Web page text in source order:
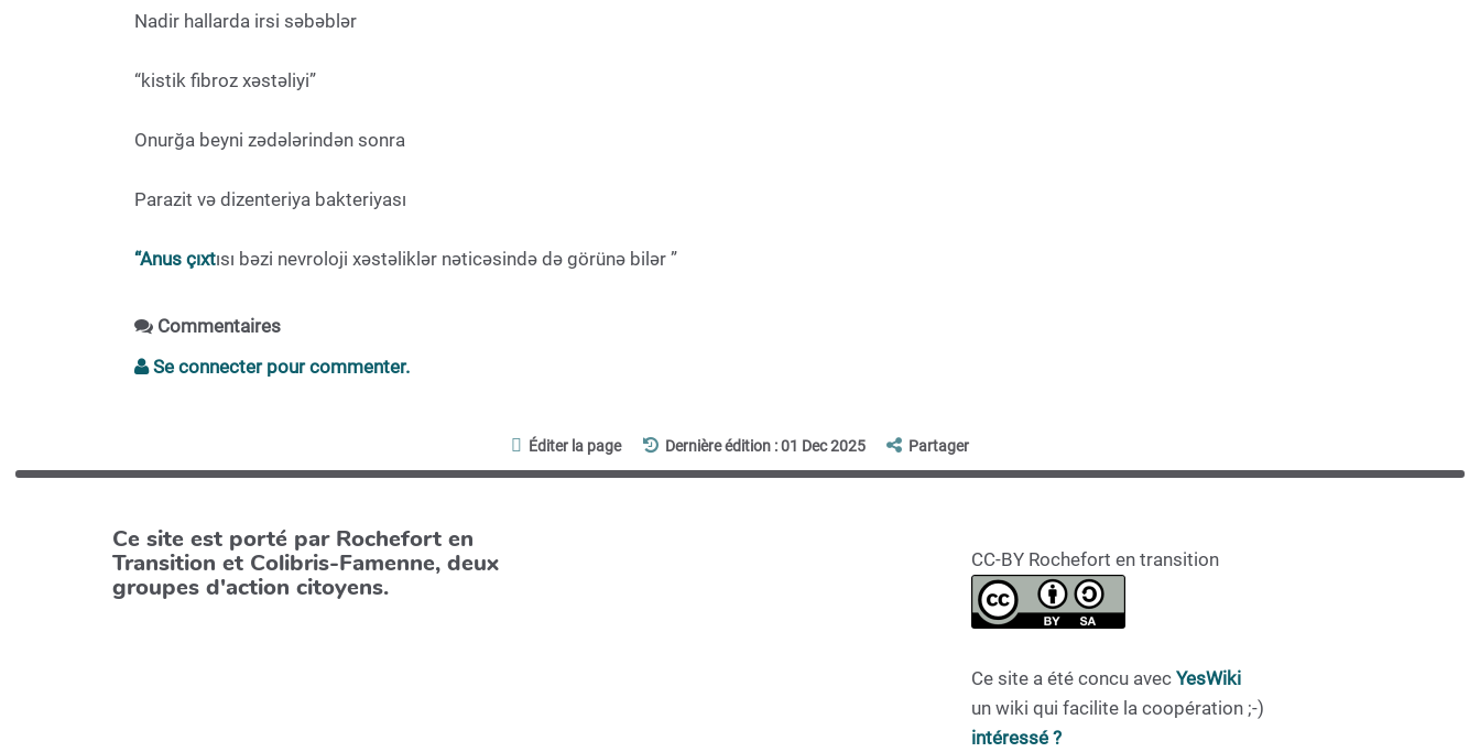
Nadir hallarda irsi səbəblər
“kistik fibroz xəstəliyi”
Onurğa beyni zədələrindən sonra
Parazit və dizenteriya bakteriyası
“Anus çıxtısı bəzi nevroloji xəstəliklər nəticəsində də görünə bilər ”
Commentaires
Se connecter pour commenter.
Éditer la page Dernière édition : 01 Dec 2025 Partager
Ce site est porté par Rochefort en
Transition et Colibris-Famenne, deux
groupes d'action citoyens.
CC-BY Rochefort en transition
Ce site a été concu avec YesWiki
un wiki qui facilite la coopération ;-)
intéressé ?